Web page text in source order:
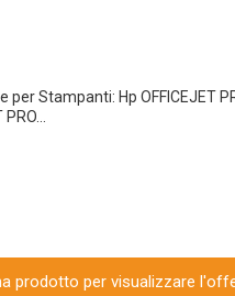
Stampanti: Hp OFFICEJET
prodotto per visualizzare